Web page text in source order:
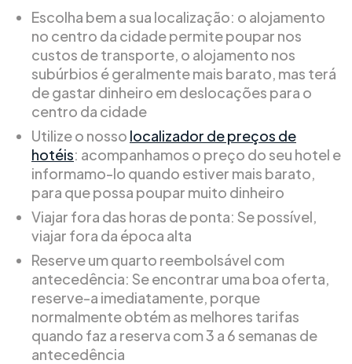
Escolha bem a sua localização: o alojamento
no centro da cidade permite poupar nos
custos de transporte, o alojamento nos
subúrbios é geralmente mais barato, mas terá
de gastar dinheiro em deslocações para o
centro da cidade
Utilize o nosso localizador de preços de
hotéis: acompanhamos o preço do seu hotel e
informamo-lo quando estiver mais barato,
para que possa poupar muito dinheiro
Viajar fora das horas de ponta: Se possível,
viajar fora da época alta
Reserve um quarto reembolsável com
antecedência: Se encontrar uma boa oferta,
reserve-a imediatamente, porque
normalmente obtém as melhores tarifas
quando faz a reserva com 3 a 6 semanas de
antecedência